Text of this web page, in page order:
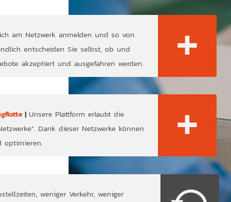
Mehr Infos
am Netzwerk anmelden und so von
entscheiden Sie selbst, ob und
akzeptiert und ausgefahren werden.
Mehr Infos
| Unsere Plattform erlaubt die
Dank dieser Netzwerke können
optimieren.
weniger Verkehr, weniger
+
+